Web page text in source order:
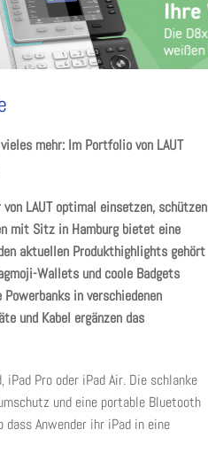
mehr: Im Portfolio von LAUT
LAUT optimal einsetzen, schützen
mit Sitz in Hamburg bietet eine
aktuellen Produkthighlights gehört
Wallets und coole Badgets
in verschiedenen
und Kabel ergänzen das
Pro oder iPad Air. Die schlanke
und eine portable Bluetooth
Anwender ihr iPad in eine